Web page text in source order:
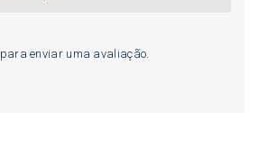
para enviar uma avaliação.